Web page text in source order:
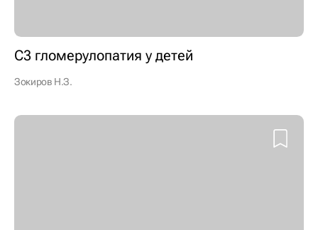
С3 гломерулопатия у детей
Зокиров Н.З.